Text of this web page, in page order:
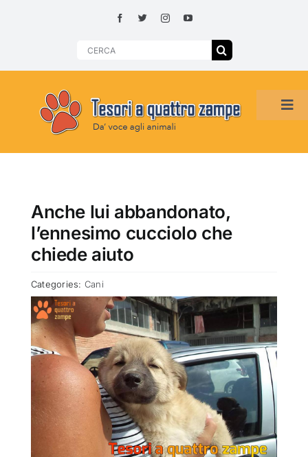
Search
HOME
SMARRITI O DA ADOTTARE
ADOTTATI O RITROVATI
ATTUALITÀ
VIDEO
CHI SIAMO
Anche lui abbandonato,
l’ennesimo cucciolo che
chiede aiuto
Categories: Cani